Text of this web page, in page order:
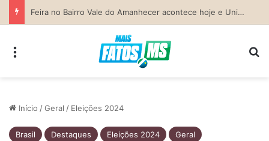
Previsão do Tempo para Costa Rica nesta sexta-feira (7)
Início /Geral / Eleições 2024
Brasil Destaques Eleições 2024 Geral